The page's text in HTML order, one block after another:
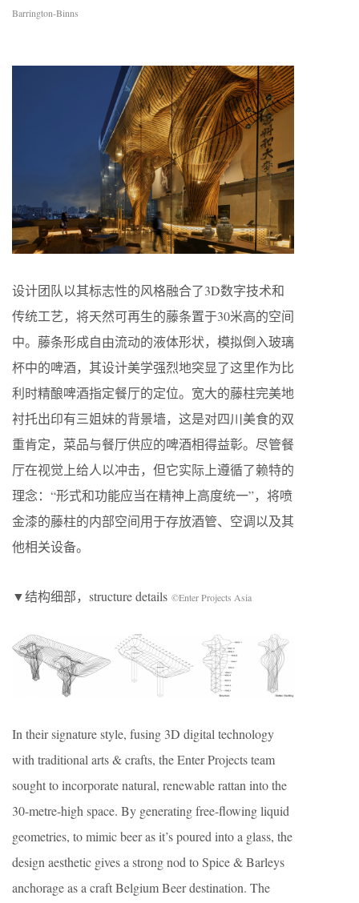
Barrington-Binns
设计团队以其标志性的风格融合了3D数字技术和
传统工艺，将天然可再生的藤条置于30米高的空间
中。藤条形成自由流动的液体形状，模拟倒入玻璃
杯中的啤酒，其设计美学强烈地突显了这里作为比
利时精酿啤酒指定餐厅的定位。宽大的藤柱完美地
衬托出印有三姐妹的背景墙，这是对四川美食的双
重肯定，菜品与餐厅供应的啤酒相得益彰。尽管餐
厅在视觉上给人以冲击，但它实际上遵循了赖特的
理念：“形式和功能应当在精神上高度统一”，将喷
金漆的藤柱的内部空间用于存放酒管、空调以及其
他相关设备。
▼结构细部，structure details ©Enter Projects Asia
In their signature style, fusing 3D digital technology
with traditional arts & crafts, the Enter Projects team
sought to incorporate natural, renewable rattan into the
30-metre-high space. By generating free-flowing liquid
geometries, to mimic beer as it’s poured into a glass, the
design aesthetic gives a strong nod to Spice & Barleys
anchorage as a craft Belgium Beer destination. The